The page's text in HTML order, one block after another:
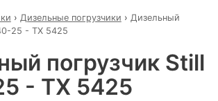
› Дизельные погрузчики › Дизельный
25 - TX 5425
погрузчик Still
- TX 5425